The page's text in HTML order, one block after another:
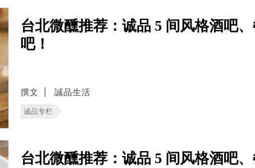
台北微醺推荐：诚品 5 间风格酒吧
吧！
撰文 誠品生活
诚品专栏
台北微醺推荐：诚品 5 间风格酒吧